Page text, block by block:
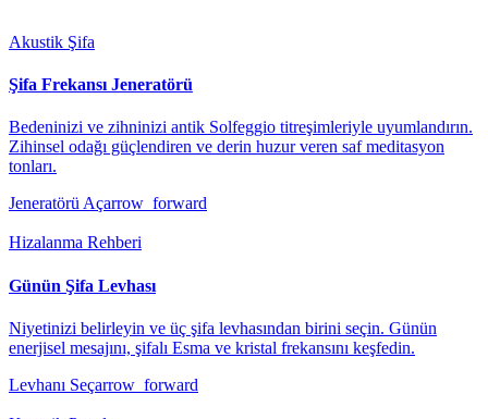
Akustik Şifa
Şifa Frekansı Jeneratörü
Bedeninizi ve zihninizi antik Solfeggio titreşimleriyle uyumlandırın.
Zihinsel odağı güçlendiren ve derin huzur veren saf meditasyon
tonları.
Jeneratörü Açarrow_forward
Hizalanma Rehberi
Günün Şifa Levhası
Niyetinizi belirleyin ve üç şifa levhasından birini seçin. Günün
enerjisel mesajını, şifalı Esma ve kristal frekansını keşfedin.
Levhanı Seçarrow_forward